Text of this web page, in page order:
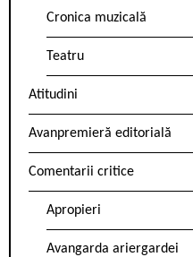
Cronica muzicală
Teatru
Atitudini
Avanpremieră editorială
Comentarii critice
Apropieri
Avangarda ariergardei